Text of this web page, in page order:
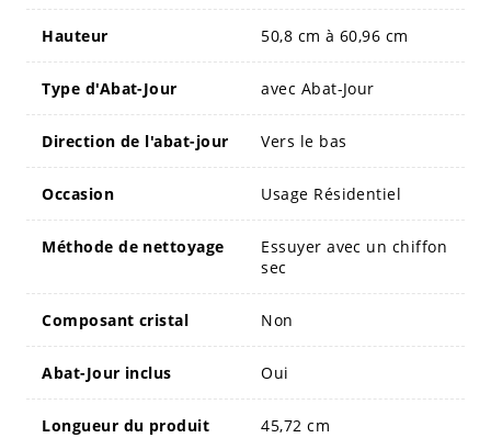
Hauteur 50,8 cm à 60,96 cm
Type d'Abat-Jour avec Abat-Jour
Direction de l'abat-jour Vers le bas
Occasion Usage Résidentiel
Méthode de nettoyage
Essuyer avec un chiffon
sec
Composant cristal Non
Abat-Jour inclus Oui
Longueur du produit 45,72 cm